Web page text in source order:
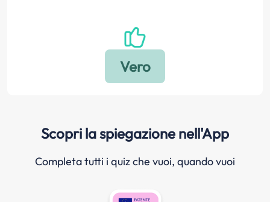
Scopri la spiegazione nell'App
Completa tutti i quiz che vuoi, quando vuoi